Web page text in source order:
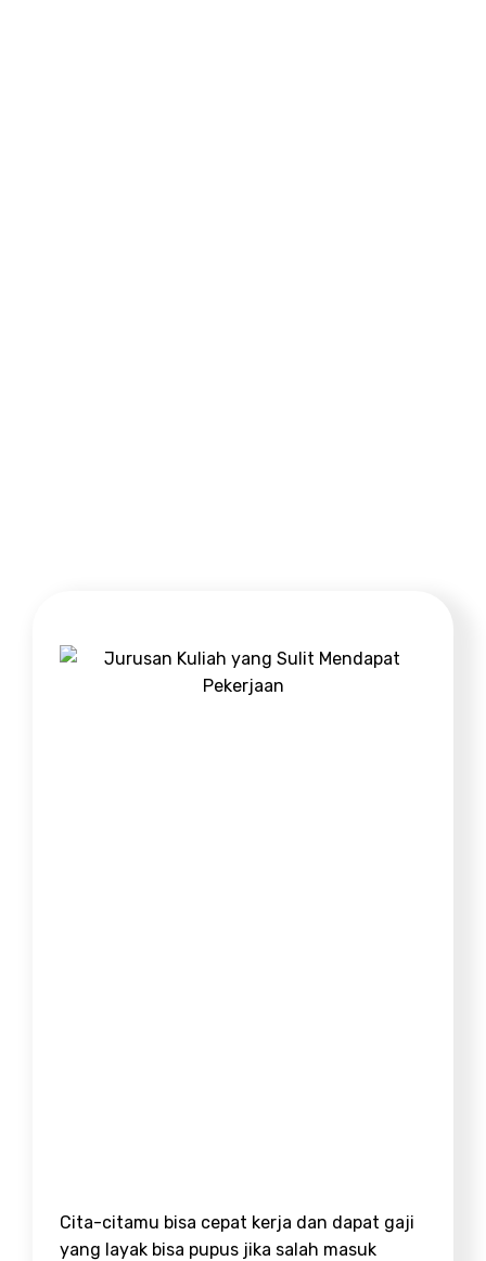
Cita-citamu bisa cepat kerja dan dapat gaji
yang layak bisa pupus jika salah masuk